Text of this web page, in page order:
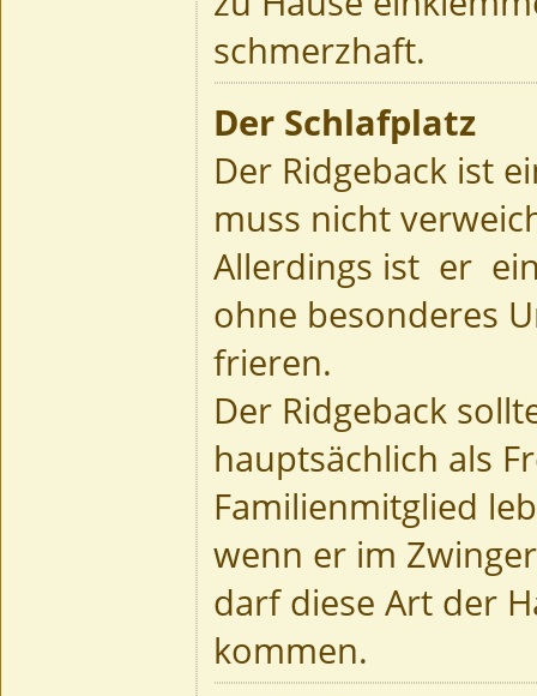
schmerzhaft.
Der Schlafplatz
Der Ridgeback ist
muss nicht
Allerdings ist er
ohne besonderes
frieren.
Der Ridgeback
hauptsächlich als
Familienmitglied
wenn er im
darf diese Art der
kommen.